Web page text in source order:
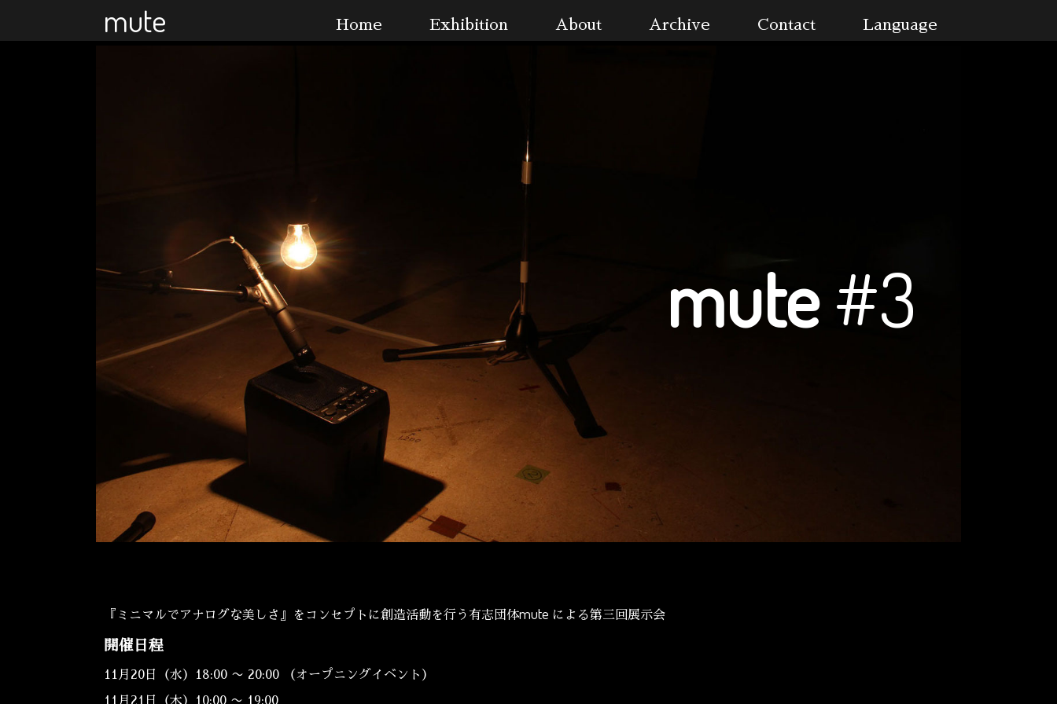
mute Home Exhibition About Archive Contact Language
mute#3
『ミニマルでアナログな美しさ』をコンセプトに創造活動を行う有志団体mute による第三回展示会
開催日程
11月20日（水）18:00 〜 20:00 （オープニングイベント）
11月21日（木）10:00 〜 19:00